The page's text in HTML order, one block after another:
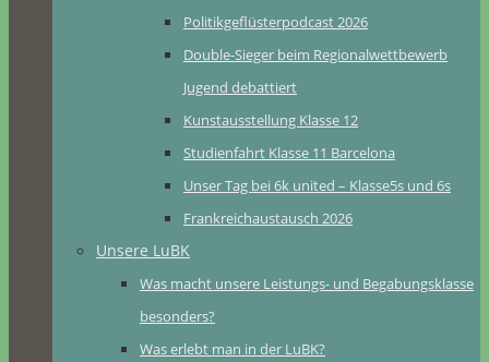
Politikgeflüsterpodcast 2026
Double-Sieger beim Regionalwettbewerb
Jugend debattiert
Kunstausstellung Klasse 12
Studienfahrt Klasse 11 Barcelona
Unser Tag bei 6k united – Klasse5s und 6s
Frankreichaustausch 2026
Unsere LuBK
Was macht unsere Leistungs- und Begabungsklasse
besonders?
Was erlebt man in der LuBK?